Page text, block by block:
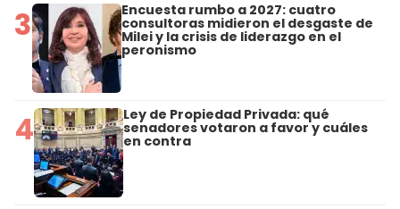
3 Encuesta rumbo a 2027: cuatro
consultoras midieron el desgaste de
Milei y la crisis de liderazgo en el
peronismo
4 Ley de Propiedad Privada: qué
senadores votaron a favor y cuáles
en contra